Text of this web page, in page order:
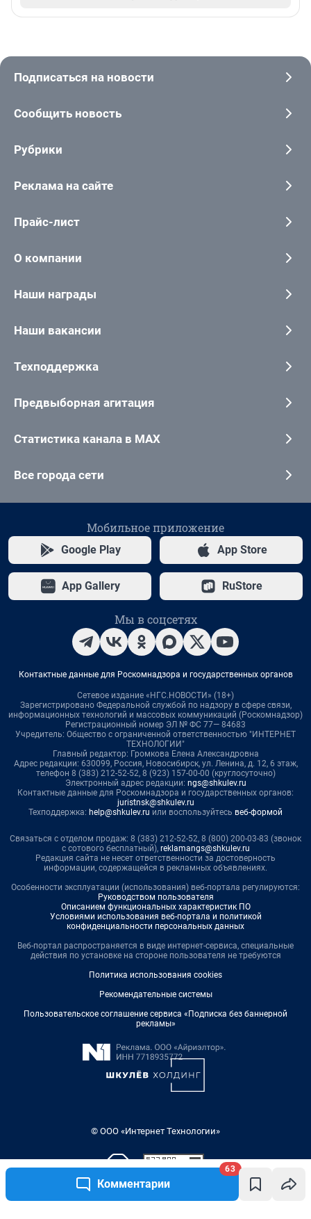
Комментарии
63
Подписаться на новости
Сообщить новость
Рубрики
Реклама на сайте
Прайс-лист
О компании
Наши награды
Наши вакансии
Техподдержка
Предвыборная агитация
Статистика канала в MAX
Все города сети
Мобильное приложение
Google Play App Store
App Gallery RuStore
Мы в соцсетях
Контактные данные для Роскомнадзора и государственных органов
Сетевое издание «НГС.НОВОСТИ» (18+)
Зарегистрировано Федеральной службой по надзору в сфере связи,
информационных технологий и массовых коммуникаций (Роскомнадзор)
Регистрационный номер ЭЛ № ФС 77— 84683
Учредитель: Общество с ограниченной ответственностью "ИНТЕРНЕТ
ТЕХНОЛОГИИ"
Главный редактор: Громкова Елена Александровна
Адрес редакции: 630099, Россия, Новосибирск, ул. Ленина, д. 12, 6 этаж,
телефон 8 (383) 212-52-52, 8 (923) 157-00-00 (круглосуточно)
Электронный адрес редакции: ngs@shkulev.ru
Контактные данные для Роскомнадзора и государственных органов:
juristnsk@shkulev.ru
Техподдержка: help@shkulev.ru или воспользуйтесь веб-формой
Связаться с отделом продаж: 8 (383) 212-52-52, 8 (800) 200-03-83 (звонок
с сотового бесплатный), reklamangs@shkulev.ru
Редакция сайта не несет ответственности за достоверность
информации, содержащейся в рекламных объявлениях.
Особенности эксплуатации (использования) веб-портала регулируются:
Руководством пользователя
Описанием функциональных характеристик ПО
Условиями использования веб-портала и политикой
конфиденциальности персональных данных
Веб-портал распространяется в виде интернет-сервиса, специальные
действия по установке на стороне пользователя не требуются
Политика использования cookies
Рекомендательные системы
Пользовательское соглашение сервиса «Подписка без баннерной
рекламы»
© ООО «Интернет Технологии»